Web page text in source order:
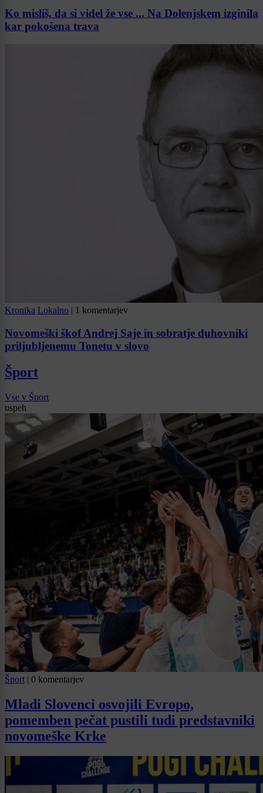
Ko misliš, da si videl že vse ... Na Dolenjskem izginila
kar pokošena trava
Kronika Lokalno | 1 komentarjev
Novomeški škof Andrej Saje in sobratje duhovniki
priljubljenemu Tonetu v slovo
Šport
Vse v Šport
uspeh
Šport | 0 komentarjev
Mladi Slovenci osvojili Evropo,
pomemben pečat pustili tudi predstavniki
novomeške Krke